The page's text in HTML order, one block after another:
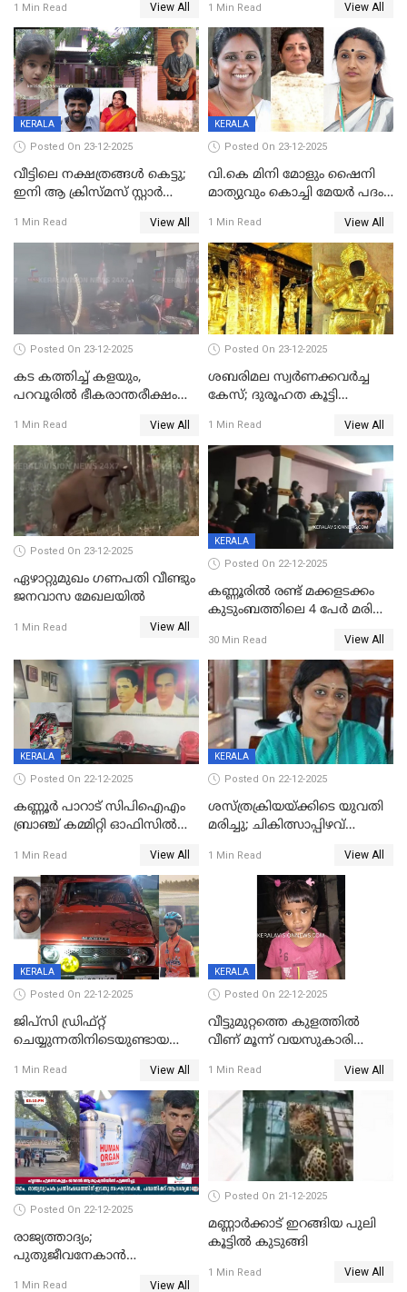
നടപടി;സ്ഥാപനങ്ങൾക്കെതിരെ
രണ്ട് കേസുകൾ
1 Min Read View All
മരണത്തിന് കീഴടങ്ങി
1 Min Read View All
KERALA
Posted On 23-12-2025
വീട്ടിലെ നക്ഷത്രങ്ങൾ കെട്ടു;
ഇനി ആ ക്രിസ്മസ് സ്റ്റാർ
വേണ്ടിയുള്ള
പിടിവലിക്കിടയിൽ
അപ്പൂപ്പനെതിരെ പോക്സോ
കേസ് ഒടുവിൽ 4 ജീവനുകൾ
പൊലിഞ്ഞു
1 Min Read View All
KERALA
Posted On 23-12-2025
വി.കെ മിനി മോളും ഷൈനി
മാത്യുവും കൊച്ചി മേയർ പദം
മേയറാകില്ല
1 Min Read View All
Posted On 23-12-2025
കട കത്തിച്ച് കളയും,
പറവൂരില്‍ ഭീകരാന്തരീക്ഷം
1 Min Read View All
Posted On 23-12-2025
ശബരിമല സ്വര്‍ണക്കവര്‍ച്ച
കേസ്; ദുരൂഹത കൂട്ടി
1 Min Read View All
Posted On 23-12-2025
ഏഴാറ്റുമുഖം ഗണപതി വീണ്ടും
ജനവാസ മേഖലയിൽ
1 Min Read View All
KERALA
Posted On 22-12-2025
കണ്ണൂരിൽ രണ്ട് മക്കളടക്കം
കുടുംബത്തിലെ 4 പേർ മരിച്ച
30 Min Read View All
KERALA
Posted On 22-12-2025
കണ്ണൂർ പാറാട് സിപിഐഎം
ബ്രാഞ്ച് കമ്മിറ്റി ഓഫിസിൽ
ചിത്രങ്ങളടക്കം കത്തിയ
നിലയിൽ
1 Min Read View All
KERALA
Posted On 22-12-2025
ശസ്ത്രക്രിയയ്‌ക്കിടെ യുവതി
മരിച്ചു; ചികിത്സാപ്പിഴവ്
സംഭവം മാവേലിക്കരയിൽ
1 Min Read View All
KERALA
Posted On 22-12-2025
ജിപ്സി ഡ്രിഫ്റ്റ്
ചെയ്യുന്നതിനിടെയുണ്ടായ
ദാരുണാന്ത്യം; ജീപ്സി
ഓടിച്ചയാൾ അറസ്റ്റിൽ.
1 Min Read View All
KERALA
Posted On 22-12-2025
വീട്ടുമുറ്റത്തെ കുളത്തിൽ
വീണ് മൂന്ന് വയസുകാരി
1 Min Read View All
Posted On 22-12-2025
രാജ്യത്താദ്യം;
പുതുജീവനേകാൻ
1 Min Read View All
Posted On 21-12-2025
മണ്ണാർക്കാട് ഇറങ്ങിയ പുലി
കൂട്ടിൽ കുടുങ്ങി
1 Min Read View All